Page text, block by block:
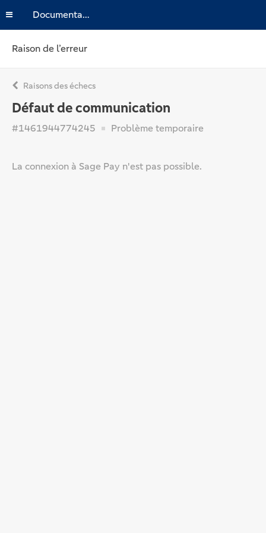
Documentation
Raison de l’erreur
Raisons des échecs
Défaut de communication
#1461944774245 Problème temporaire
La connexion à Sage Pay n'est pas possible.